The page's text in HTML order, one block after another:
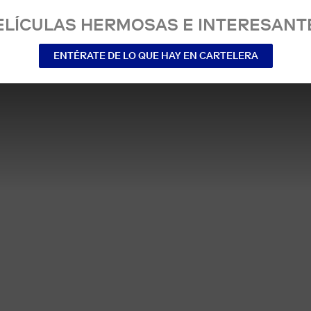
HERMOSAS E
ENTÉRATE DE LO QUE HAY EN CARTELERA